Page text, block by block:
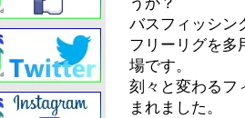
バスフィッシン
フリーリグを多
場です。
刻々と変わるフ
まれました。